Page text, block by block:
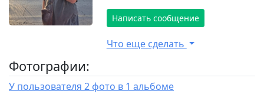
Написать сообщение
Что еще сделать
Фотографии:
У пользователя 2 фото в 1 альбоме